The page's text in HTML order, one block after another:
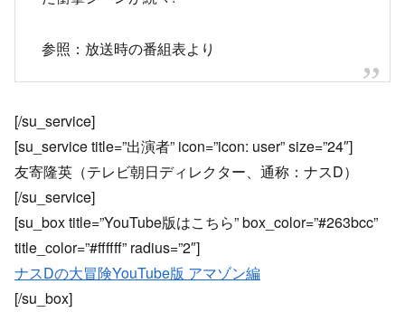
参照：放送時の番組表より
[/su_service]
[su_service title=”出演者” icon=”icon: user” size=”24″]
友寄隆英（テレビ朝日ディレクター、通称：ナスD）
[/su_service]
[su_box title=”YouTube版はこちら” box_color=”#263bcc”
title_color=”#ffffff” radius=”2″]
ナスDの大冒険YouTube版 アマゾン編
[/su_box]